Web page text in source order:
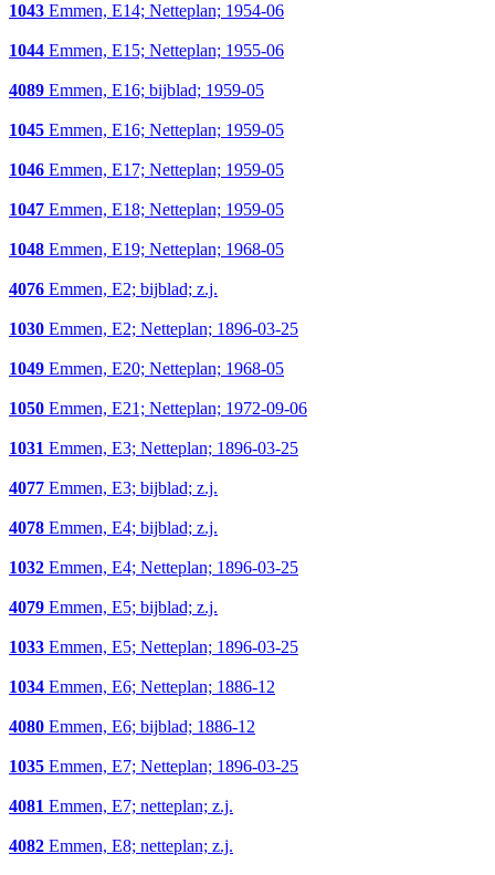
1043 Emmen, E14; Netteplan; 1954-06
1044 Emmen, E15; Netteplan; 1955-06
4089 Emmen, E16; bijblad; 1959-05
1045 Emmen, E16; Netteplan; 1959-05
1046 Emmen, E17; Netteplan; 1959-05
1047 Emmen, E18; Netteplan; 1959-05
1048 Emmen, E19; Netteplan; 1968-05
4076 Emmen, E2; bijblad; z.j.
1030 Emmen, E2; Netteplan; 1896-03-25
1049 Emmen, E20; Netteplan; 1968-05
1050 Emmen, E21; Netteplan; 1972-09-06
1031 Emmen, E3; Netteplan; 1896-03-25
4077 Emmen, E3; bijblad; z.j.
4078 Emmen, E4; bijblad; z.j.
1032 Emmen, E4; Netteplan; 1896-03-25
4079 Emmen, E5; bijblad; z.j.
1033 Emmen, E5; Netteplan; 1896-03-25
1034 Emmen, E6; Netteplan; 1886-12
4080 Emmen, E6; bijblad; 1886-12
1035 Emmen, E7; Netteplan; 1896-03-25
4081 Emmen, E7; netteplan; z.j.
4082 Emmen, E8; netteplan; z.j.